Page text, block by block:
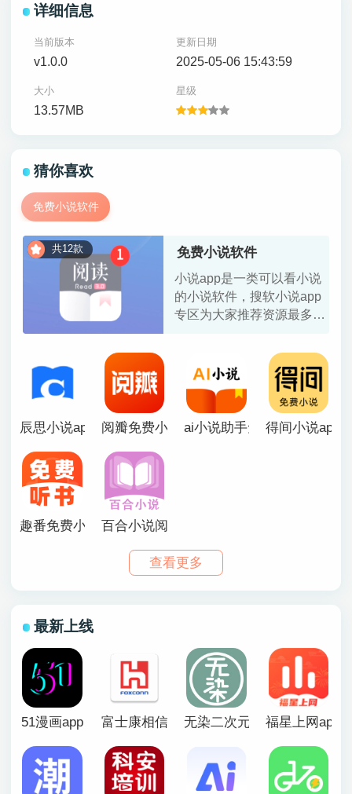
详细信息
当前版本
v1.0.0
更新日期
2025-05-06 15:43:59
大小
13.57MB
星级
猜你喜欢
免费小说软件
免费小说软件
小说app是一类可以看小说
的小说软件，搜软小说app
专区为大家推荐资源最多，
小说的软件，都是目前比较
热门的，但是有的小说app
里面会有一些广告，有的没
有，大家可以多下载几款，
选择自己想要的。
共12款
辰思小说app ​阅瓣免费小说appai小说助手免费下载得间小说app
趣番免费小说app免费版下载【05.28更新】
百合小说阅读器免费下载
查看更多
最新上线
51漫画app 富士康相信app官方版无染二次元漫画app福星上网app